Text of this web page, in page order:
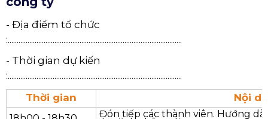
công ty
- Địa điểm tổ chức
:.................................................................................................
- Thời gian dự kiến
:.................................................................................................
Thời gian
Nội